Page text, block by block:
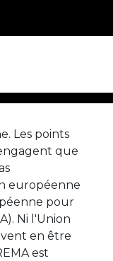
Les points
que
européenne
pour
Ni l'Union
en être
est